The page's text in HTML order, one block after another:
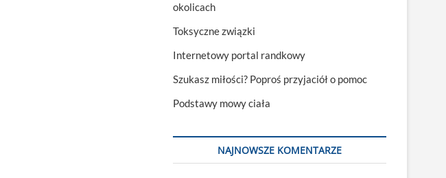
okolicach
Toksyczne związki
Internetowy portal randkowy
Szukasz miłości? Poproś przyjaciół o pomoc
Podstawy mowy ciała
NAJNOWSZE KOMENTARZE